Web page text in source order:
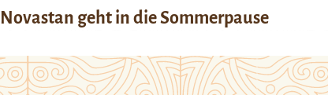
Novastan geht in die Sommerpause